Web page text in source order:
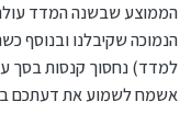
הנמוכה שקיבלנו ובנוסף
למדד) נחסוך קנסות בסך
אשמח לשמוע את דעתכם